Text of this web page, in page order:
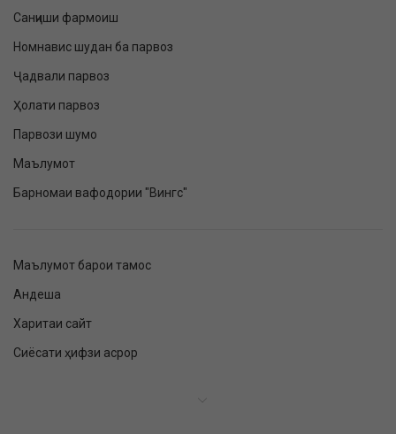
Санҷиши фармоиш
Номнавис шудан ба парвоз
Ҷадвали парвоз
Ҳолати парвоз
Парвози шумо
Маълумот
Барномаи вафодории "Вингс"
Маълумот барои тамос
Андеша
Харитаи сайт
Сиёсати ҳифзи асрор